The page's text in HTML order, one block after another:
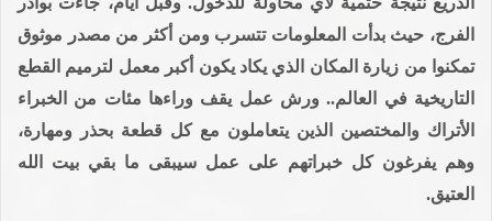
الفرج، حيث بدأت المعلومات تتسرب ومن أكثر من مصدر موثوق
تمكنوا من زيارة المكان الذي يكاد يكون أكبر معمل لترميم القطع
التاريخية في العالم.. ورش عمل يقف وراءها مئات من الخبراء
الأتراك والمختصين الذين يتعاملون مع كل قطعة بحذر ومهارة،
وهم يفرغون كل خبراتهم على عمل سيبقى ما بقي بيت الله
العتيق.